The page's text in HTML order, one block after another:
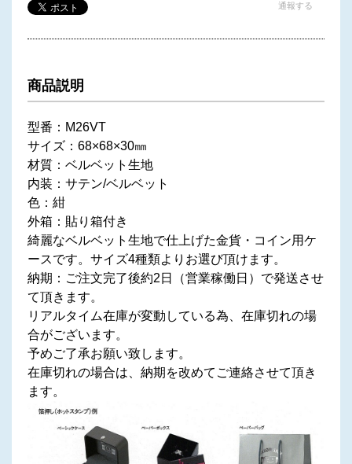
通報する
商品説明
型番：M26VT
サイズ：68×68×30㎜
材質：ベルベット生地
内装：サテン/ベルベット
色：紺
外箱：貼り箱付き
綺麗なベルベット生地で仕上げた金貨・コイン用ケ
ースです。サイズ4種類よりお選び頂けます。
納期：ご注文完了後約2日（営業稼働日）で発送させ
て頂きます。
リアルタイム在庫が変動している為、在庫切れの場
合がございます。
予めご了承お願い致します。
在庫切れの場合は、納期を改めてご連絡させて頂き
ます。